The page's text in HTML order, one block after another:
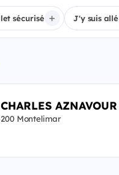
sécurisé J'y suis allé
AZNAVOUR
Montelimar